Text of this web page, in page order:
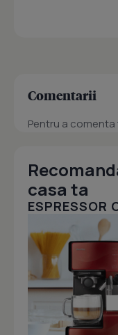
Comentarii
Pentru a
casa ta
ESPRESSOR